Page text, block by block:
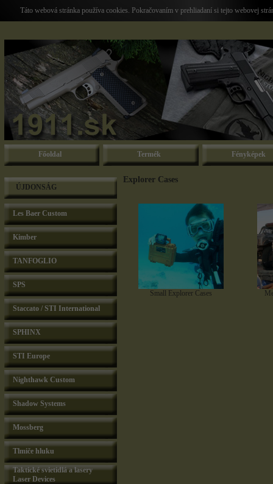
Táto webová stránka používa cookies. Pokračovaním v prehliadaní si tejto webovej
Főoldal Termék Fényképek
ÚJDONSÁG
Les Baer Custom
Kimber
TANFOGLIO
SPS
Staccato / STI International
SPHINX
STI Europe
Nighthawk Custom
Shadow Systems
Mossberg
Tlmiče hluku
Taktické svietidlá a lasery
Laser Devices
Explorer Cases
Small Explorer Cases